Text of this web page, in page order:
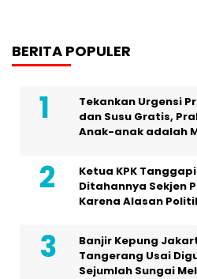
BERITA POPULER
Tekankan Urgensi
dan Susu Gratis,
Anak-anak adalah
Ketua KPK
Ditahannya Sekjen
Karena Alasan
Banjir Kepung
Tangerang Usai
Sejumlah Sungai